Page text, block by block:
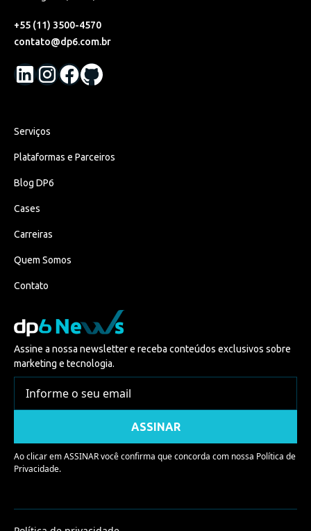
+55 (11) 3500-4570
contato@dp6.com.br
Serviços
Plataformas e Parceiros
Blog DP6
Cases
Carreiras
Quem Somos
Contato
Assine a nossa newsletter e receba conteúdos exclusivos sobre
marketing e tecnologia.
Ao clicar em ASSINAR você confirma que concorda com nossa Política de
Privacidade.